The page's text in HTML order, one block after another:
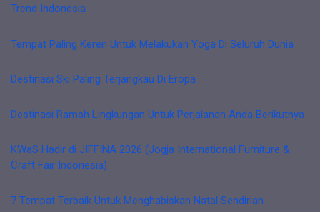
Trend Indonesia
Tempat Paling Keren Untuk Melakukan Yoga Di Seluruh Dunia
Destinasi Ski Paling Terjangkau Di Eropa
Destinasi Ramah Lingkungan Untuk Perjalanan Anda Berikutnya
KWaS Hadir di JIFFINA 2026 (Jogja International Furniture &
Craft Fair Indonesia)
7 Tempat Terbaik Untuk Menghabiskan Natal Sendirian